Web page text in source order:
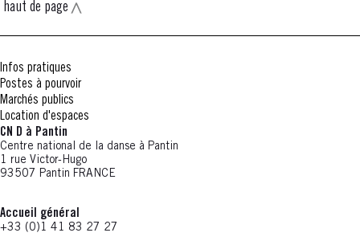
haut de page
Infos pratiques
Postes à pourvoir
Marchés publics
Location d'espaces
CN D à Pantin
Centre national de la danse à Pantin
1 rue Victor-Hugo
93507 Pantin FRANCE
Accueil général
+33 (0)1 41 83 27 27